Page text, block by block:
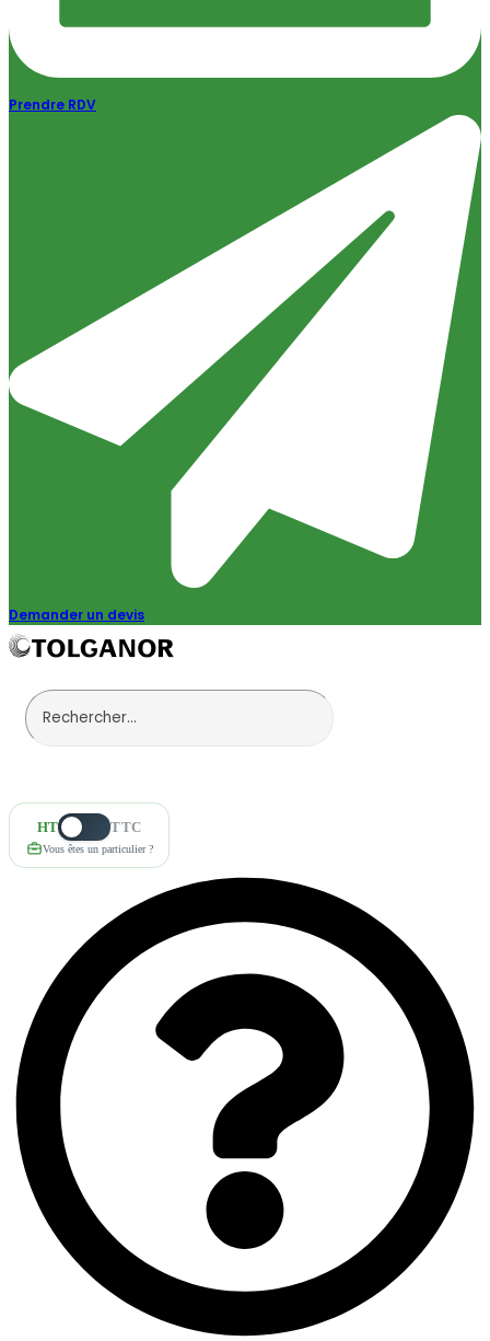
Prendre RDV
Demander un devis
HT TTC
Vous êtes un particulier ?